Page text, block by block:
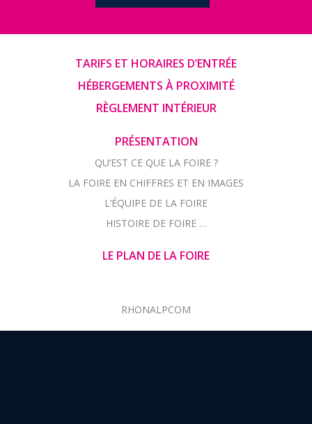
TARIFS ET HORAIRES D’ENTRÉE
HÉBERGEMENTS À PROXIMITÉ
RÈGLEMENT INTÉRIEUR
PRÉSENTATION
QU’EST CE QUE LA FOIRE ?
LA FOIRE EN CHIFFRES ET EN IMAGES
L’ÉQUIPE DE LA FOIRE
HISTOIRE DE FOIRE …
LE PLAN DE LA FOIRE
RHONALPCOM